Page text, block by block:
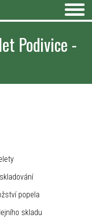
Podivice -
popela
skladu